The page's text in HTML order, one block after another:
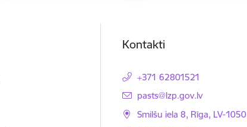
Kontakti
+371 62801521
E-pasts:
pasts@lzp.gov.lv
Smilšu iela 8, Rīga, LV-1050